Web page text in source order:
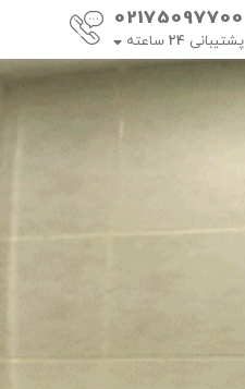
02175097700
پشتیبانی 24 ساعته